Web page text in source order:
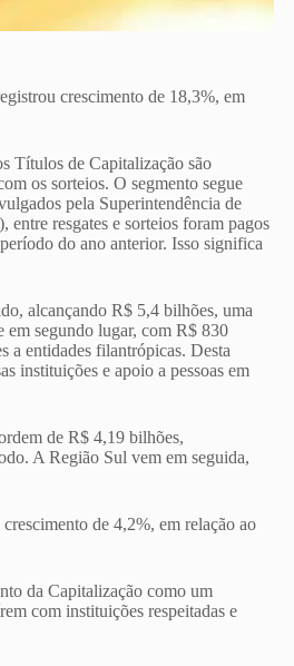
crescimento de 18,3%, em
Títulos de Capitalização são
os sorteios. O segmento segue
pela Superintendência de
entre resgates e sorteios foram pagos
do ano anterior. Isso significa
alcançando R$ 5,4 bilhões, uma
em segundo lugar, com R$ 830
a entidades filantrópicas. Desta
instituições e apoio a pessoas em
de R$ 4,19 bilhões,
A Região Sul vem em seguida,
de 4,2%, em relação ao
da Capitalização como um
com instituições respeitadas e